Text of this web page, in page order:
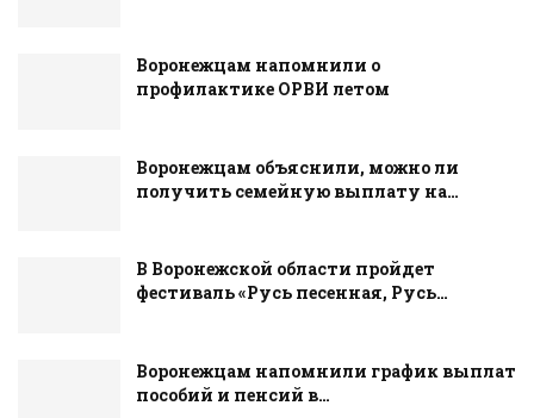
Воронежцам напомнили о
профилактике ОРВИ летом
Воронежцам объяснили, можно ли
получить семейную выплату на…
В Воронежской области пройдет
фестиваль «Русь песенная, Русь…
Воронежцам напомнили график выплат
пособий и пенсий в…